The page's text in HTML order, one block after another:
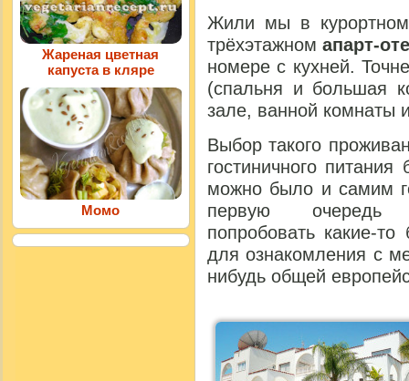
Жили мы в
трёхэтажном апарт-
номере с кухней.
(спальня и большая
зале, ванной комнаты
Выбор такого
гостиничного
можно было и самим
первую
попробовать какие-
для ознакомления с
нибудь общей
Жареная цветная
капуста в кляре
Момо